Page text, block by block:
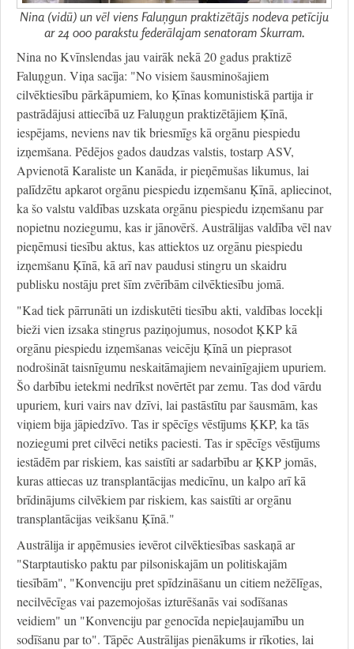
Nina (vidū) un vēl viens Faluņgun praktizētājs nodeva petīciju
ar 24 000 parakstu federālajam senatoram Skurram.
Nina no Kvīnslendas jau vairāk nekā 20 gadus praktizē
Faluņgun. Viņa sacīja: "No visiem šausminošajiem
cilvēktiesību pārkāpumiem, ko Ķīnas komunistiskā partija ir
pastrādājusi attiecībā uz Faluņgun praktizētājiem Ķīnā,
iespējams, neviens nav tik briesmīgs kā orgānu piespiedu
izņemšana. Pēdējos gados daudzas valstis, tostarp ASV,
Apvienotā Karaliste un Kanāda, ir pieņēmušas likumus, lai
palīdzētu apkarot orgānu piespiedu izņemšanu Ķīnā, apliecinot,
ka šo valstu valdības uzskata orgānu piespiedu izņemšanu par
nopietnu noziegumu, kas ir jānovērš. Austrālijas valdība vēl nav
pieņēmusi tiesību aktus, kas attiektos uz orgānu piespiedu
izņemšanu Ķīnā, kā arī nav paudusi stingru un skaidru
publisku nostāju pret šīm zvērībām cilvēktiesību jomā.
"Kad tiek pārrunāti un izdiskutēti tiesību akti, valdības locekļi
bieži vien izsaka stingrus paziņojumus, nosodot ĶKP kā
orgānu piespiedu izņemšanas veicēju Ķīnā un pieprasot
nodrošināt taisnīgumu neskaitāmajiem nevainīgajiem upuriem.
Šo darbību ietekmi nedrīkst novērtēt par zemu. Tas dod vārdu
upuriem, kuri vairs nav dzīvi, lai pastāstītu par šausmām, kas
viņiem bija jāpiedzīvo. Tas ir spēcīgs vēstījums ĶKP, ka tās
noziegumi pret cilvēci netiks paciesti. Tas ir spēcīgs vēstījums
iestādēm par riskiem, kas saistīti ar sadarbību ar ĶKP jomās,
kuras attiecas uz transplantācijas medicīnu, un kalpo arī kā
brīdinājums cilvēkiem par riskiem, kas saistīti ar orgānu
transplantācijas veikšanu Ķīnā."
Austrālija ir apņēmusies ievērot cilvēktiesības saskaņā ar
"Starptautisko paktu par pilsoniskajām un politiskajām
tiesībām", "Konvenciju pret spīdzināšanu un citiem nežēlīgas,
necilvēcīgas vai pazemojošas izturēšanās vai sodīšanas
veidiem" un "Konvenciju par genocīda nepieļaujamību un
sodīšanu par to". Tāpēc Austrālijas pienākums ir rīkoties, lai